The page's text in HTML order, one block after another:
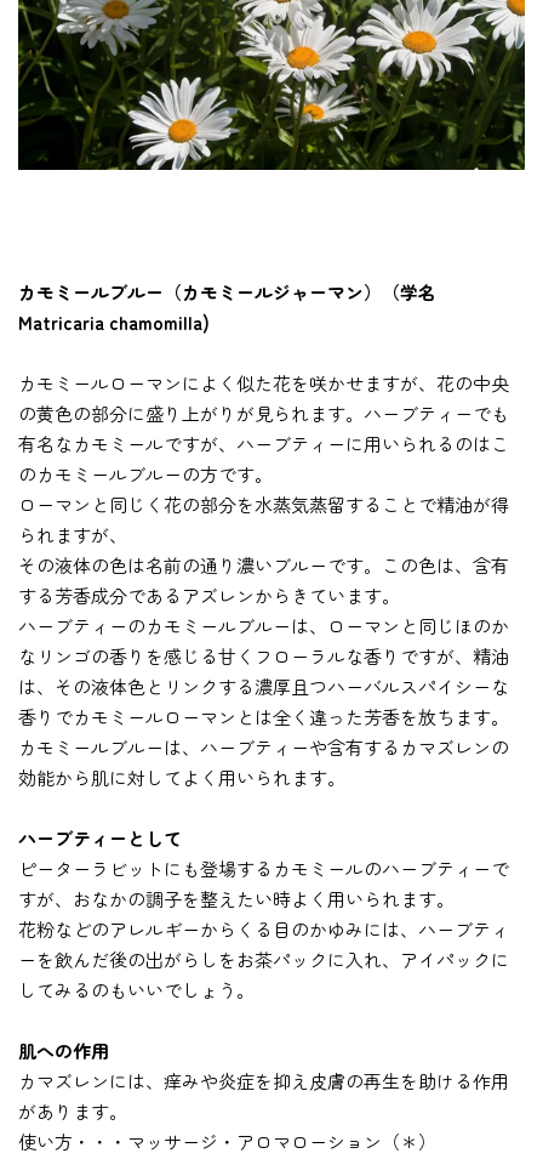
カモミールブルー（カモミールジャーマン）（学名
Matricaria chamomilla)
カモミールローマンによく似た花を咲かせますが、花の中央
の黄色の部分に盛り上がりが見られます。ハーブティーでも
有名なカモミールですが、ハーブティーに用いられるのはこ
のカモミールブルーの方です。
ローマンと同じく花の部分を水蒸気蒸留することで精油が得
られますが、
その液体の色は名前の通り濃いブルーです。この色は、含有
する芳香成分であるアズレンからきています。
ハーブティーのカモミールブルーは、ローマンと同じほのか
なリンゴの香りを感じる甘くフローラルな香りですが、精油
は、その液体色とリンクする濃厚且つハーバルスパイシーな
香りでカモミールローマンとは全く違った芳香を放ちます。
カモミールブルーは、ハーブティーや含有するカマズレンの
効能から肌に対してよく用いられます。
ハーブティーとして
ピーターラビットにも登場するカモミールのハーブティーで
すが、おなかの調子を整えたい時よく用いられます。
花粉などのアレルギーからくる目のかゆみには、ハーブティ
ーを飲んだ後の出がらしをお茶パックに入れ、アイパックに
してみるのもいいでしょう。
肌への作用
カマズレンには、痒みや炎症を抑え皮膚の再生を助ける作用
があります。
使い方・・・マッサージ・アロマローション（＊）